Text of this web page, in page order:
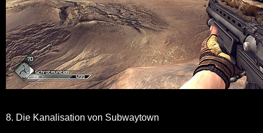
8. Die Kanalisation von Subwaytown